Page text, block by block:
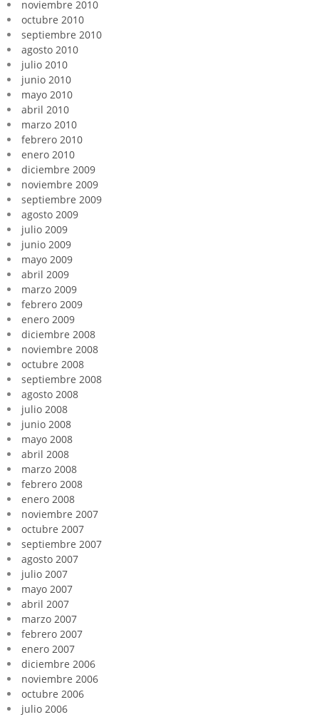
noviembre 2010
octubre 2010
septiembre 2010
agosto 2010
julio 2010
junio 2010
mayo 2010
abril 2010
marzo 2010
febrero 2010
enero 2010
diciembre 2009
noviembre 2009
septiembre 2009
agosto 2009
julio 2009
junio 2009
mayo 2009
abril 2009
marzo 2009
febrero 2009
enero 2009
diciembre 2008
noviembre 2008
octubre 2008
septiembre 2008
agosto 2008
julio 2008
junio 2008
mayo 2008
abril 2008
marzo 2008
febrero 2008
enero 2008
noviembre 2007
octubre 2007
septiembre 2007
agosto 2007
julio 2007
mayo 2007
abril 2007
marzo 2007
febrero 2007
enero 2007
diciembre 2006
noviembre 2006
octubre 2006
julio 2006